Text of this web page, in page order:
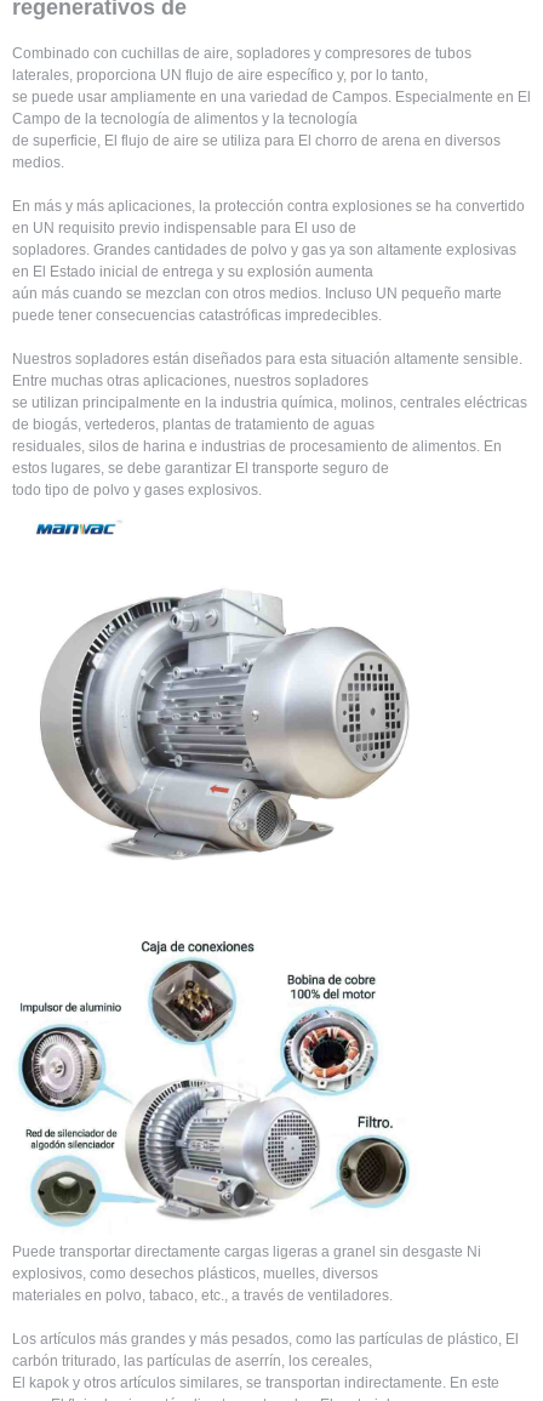
regenerativos de
Combinado con cuchillas de aire, sopladores y compresores de tubos
laterales, proporciona UN flujo de aire específico y, por lo tanto,
se puede usar ampliamente en una variedad de Campos. Especialmente en El
Campo de la tecnología de alimentos y la tecnología
de superficie, El flujo de aire se utiliza para El chorro de arena en diversos
medios.
En más y más aplicaciones, la protección contra explosiones se ha convertido
en UN requisito previo indispensable para El uso de
sopladores. Grandes cantidades de polvo y gas ya son altamente explosivas
en El Estado inicial de entrega y su explosión aumenta
aún más cuando se mezclan con otros medios. Incluso UN pequeño marte
puede tener consecuencias catastróficas impredecibles.
Nuestros sopladores están diseñados para esta situación altamente sensible.
Entre muchas otras aplicaciones, nuestros sopladores
se utilizan principalmente en la industria química, molinos, centrales eléctricas
de biogás, vertederos, plantas de tratamiento de aguas
residuales, silos de harina e industrias de procesamiento de alimentos. En
estos lugares, se debe garantizar El transporte seguro de
todo tipo de polvo y gases explosivos. ​
Puede transportar directamente cargas ligeras a granel sin desgaste Ni
explosivos, como desechos plásticos, muelles, diversos
materiales en polvo, tabaco, etc., a través de ventiladores.
Los artículos más grandes y más pesados, como las partículas de plástico, El
carbón triturado, las partículas de aserrín, los cereales,
El kapok y otros artículos similares, se transportan indirectamente. En este